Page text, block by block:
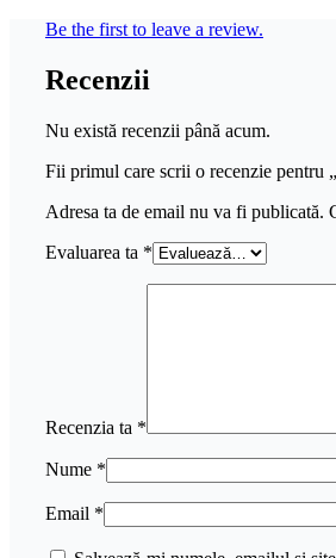
Be the first to leave a review.
Recenzii
Nu există recenzii până acum.
Fii primul care scrii o recenzie pentru
Adresa ta de email nu va fi publicată.
Evaluarea ta *
Recenzia ta *
Nume *
Email *